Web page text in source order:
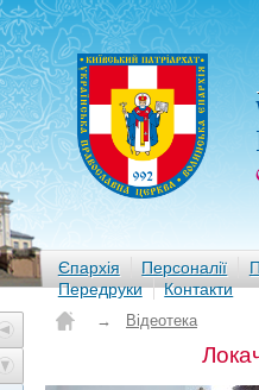
Єпархія Персоналії
Передруки
Контакти
→ Відеотека